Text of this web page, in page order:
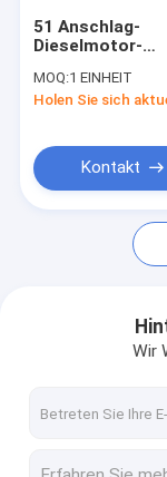
Fordern Sie
Flughafen-
Flughafen
51 Anschlag-
Dieselmotor-
Limousinen-Bus
B4270 des
MOQ:1 EINHEIT
Holen Sie sich
Kontakt
Wir